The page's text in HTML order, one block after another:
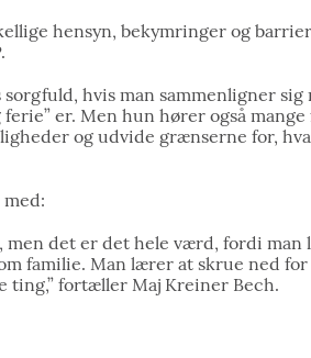
hensyn, bekymringer og
hvis man sammenligner sig
er. Men hun hører også
og udvide grænserne for,
men det er det hele værd, fordi man
familie. Man lærer at skrue ned for
ting,” fortæller Maj Kreiner Bech.